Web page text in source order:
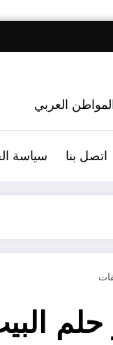
العربي
اتصل بنا سياسة